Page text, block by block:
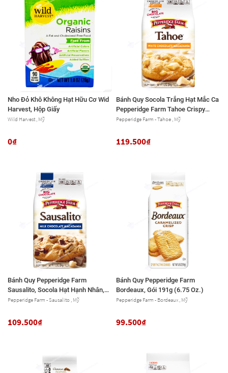
Nho Đỏ Khô Không Hạt Hữu Cơ Wid
Harvest, Hộp Giấy
Wild Harvest , Mỹ
0₫
Bánh Quy Socola Trắng Hạt Mắc Ca
Pepperidge Farm Tahoe Crispy
White Chocolate Macadamia
Pepperidge Farm - Tahoe , Mỹ
119.500₫
Bánh Quy Pepperidge Farm
Sausalito, Socola Hạt Hạnh Nhân,
Gói 204g (7.2 Oz.)
Pepperidge Farm - Sausalito , Mỹ
109.500₫
Bánh Quy Pepperidge Farm
Bordeaux, Gói 191g (6.75 Oz.)
Pepperidge Farm - Bordeaux , Mỹ
99.500₫